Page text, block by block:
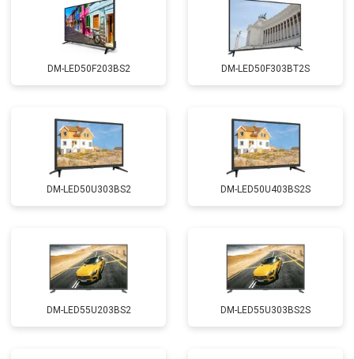
DM-LED50F203BS2 DM-LED50F303BT2S
DM-LED50U303BS2 DM-LED50U403BS2S
DM-LED55U203BS2 DM-LED55U303BS2S